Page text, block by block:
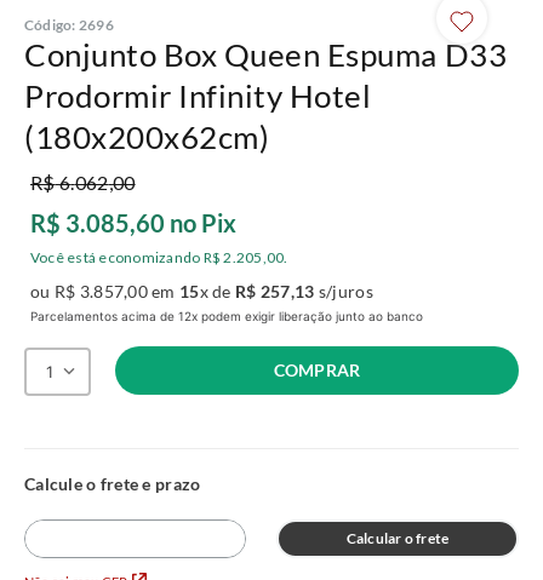
Código: 2696
Conjunto Box Queen Espuma D33
Prodormir Infinity Hotel
(180x200x62cm)
R$6.062,00
R$ 3.085,60 no Pix
Você está economizando R$ 2.205,00.
ou R$ 3.857,00em 15x de R$ 257,13 s/juros
Parcelamentos acima de 12x podem exigir liberação junto ao banco
1 COMPRAR
Calcular o frete